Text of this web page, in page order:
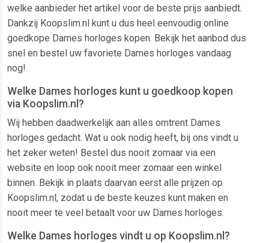
welke aanbieder het artikel voor de beste prijs aanbiedt.
Dankzij Koopslim.nl kunt u dus heel eenvoudig online
goedkope Dames horloges kopen. Bekijk het aanbod dus
snel en bestel uw favoriete Dames horloges vandaag
nog!
Welke Dames horloges kunt u goedkoop kopen
via Koopslim.nl?
Wij hebben daadwerkelijk aan alles omtrent Dames
horloges gedacht. Wat u ook nodig heeft, bij ons vindt u
het zeker weten! Bestel dus nooit zomaar via een
website en loop ook nooit meer zomaar een winkel
binnen. Bekijk in plaats daarvan eerst alle prijzen op
Koopslim.nl, zodat u de beste keuzes kunt maken en
nooit meer te veel betaalt voor uw Dames horloges.
Welke Dames horloges vindt u op Koopslim.nl?